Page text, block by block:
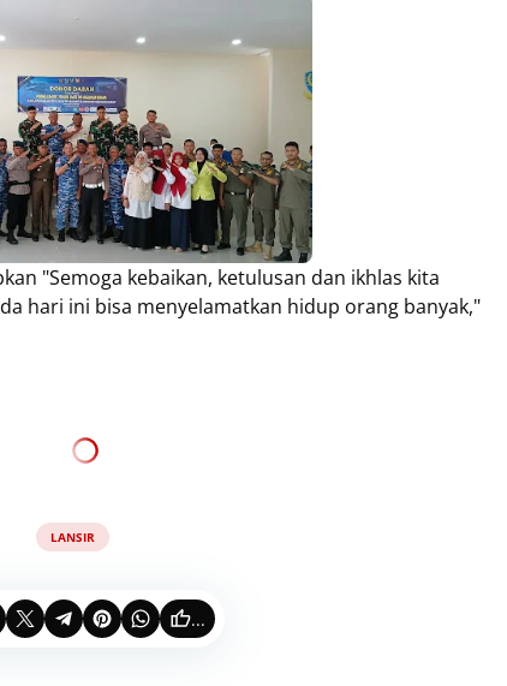
"Semoga kebaikan, ketulusan dan ikhlas kita
hari ini bisa menyelamatkan hidup orang banyak,"
LANSIR
...